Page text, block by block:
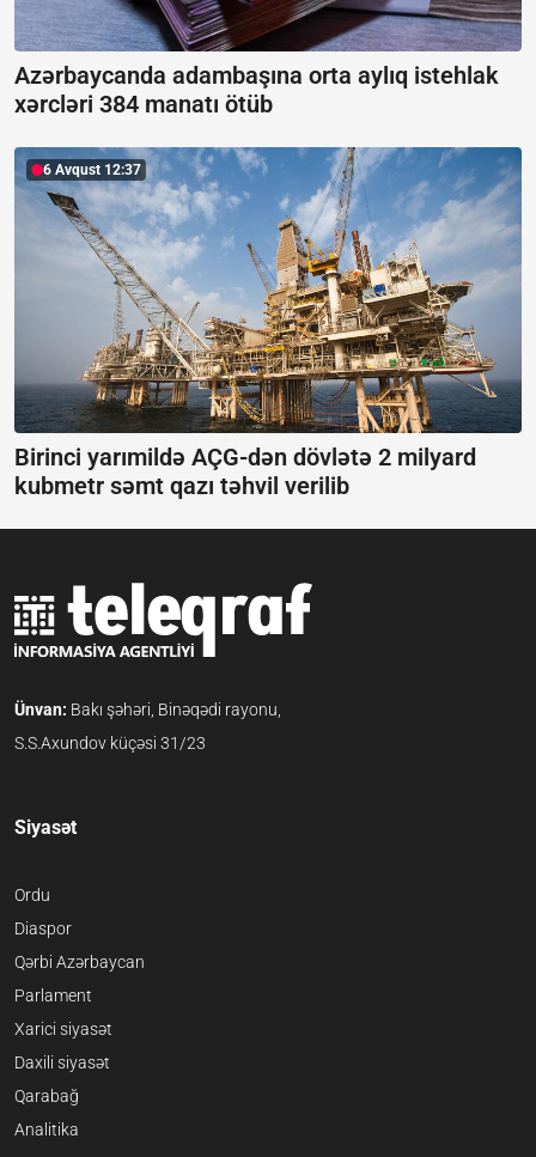
Azərbaycanda adambaşına orta aylıq istehlak
xərcləri 384 manatı ötüb
6 Avqust 12:37
Birinci yarımildə AÇG-dən dövlətə 2 milyard
kubmetr səmt qazı təhvil verilib
Ünvan: Bakı şəhəri, Binəqədi rayonu,
S.S.Axundov küçəsi 31/23
Siyasət
Ordu
Diaspor
Qərbi Azərbaycan
Parlament
Xarici siyasət
Daxili siyasət
Qarabağ
Analitika